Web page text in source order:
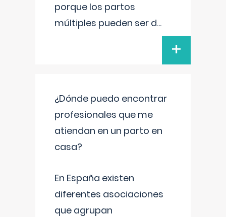
porque los partos
múltiples pueden ser d...
+
¿Dónde puedo encontrar
profesionales que me
atiendan en un parto en
casa?
En España existen
diferentes asociaciones
que agrupan